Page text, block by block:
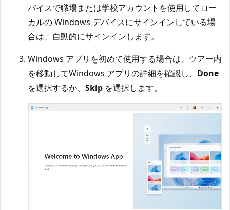
バイスで職場または学校アカウントを使用してロー
カルの Windows デバイスにサインインしている場
合は、自動的にサインインします。
Windows アプリを初めて使用する場合は、ツアー内
を移動してWindows アプリの詳細を確認し、 Done
を選択するか、 Skip を選択します。